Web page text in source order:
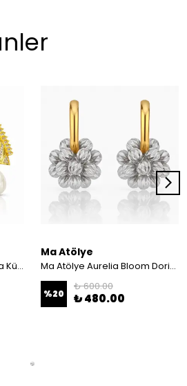
Zebralis Zirkon Taşlı Zebra Küpe
Ma Atölye
Ma Atölye Aurelia Bloom Dorika Mix Küpe
%20
₺ 600.00
₺ 480.00